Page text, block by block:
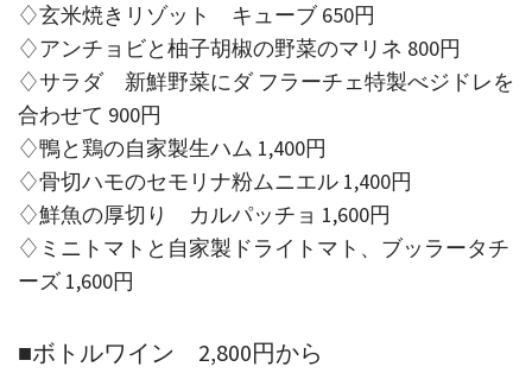
♢玄米焼きリゾット キューブ 650円
♢アンチョビと柚子胡椒の野菜のマリネ 800円
♢サラダ 新鮮野菜にダ フラーチェ特製べジドレを
合わせて 900円
♢鴨と鶏の自家製生ハム 1,400円
♢骨切ハモのセモリナ粉ムニエル 1,400円
♢鮮魚の厚切り カルパッチョ 1,600円
♢ミニトマトと自家製ドライトマト、ブッラータチ
ーズ 1,600円
■ボトルワイン 2,800円から